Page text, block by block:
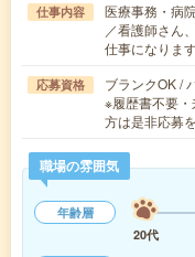
仕事内容
医療事務・病
／看護師さん
仕事になりま
応募資格
ブランクOK /
※履歴書不要
方は是非応募
職場の雰囲気
年齢層
20代